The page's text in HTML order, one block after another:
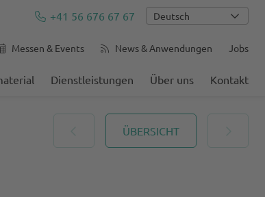
+41 56 676 67 67 Deutsch
Messen & Events News & Anwendungen Jobs
Dienstleistungen Über uns Kontakt
ÜBERSICHT